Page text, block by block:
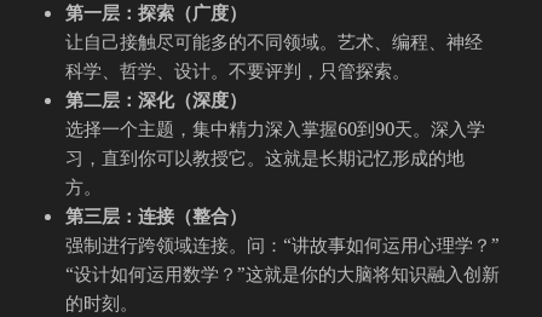
第一层：探索（广度）
让自己接触尽可能多的不同领域。艺术、编程、神经
科学、哲学、设计。不要评判，只管探索。
第二层：深化（深度）
选择一个主题，集中精力深入掌握60到90天。深入学
习，直到你可以教授它。这就是长期记忆形成的地
方。
第三层：连接（整合）
强制进行跨领域连接。问：“讲故事如何运用心理学？”
“设计如何运用数学？”这就是你的大脑将知识融入创新
的时刻。